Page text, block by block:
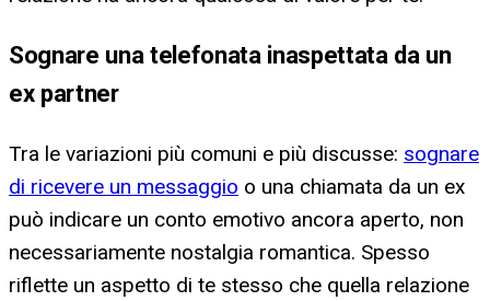
Sognare una telefonata inaspettata da un
ex partner
Tra le variazioni più comuni e più discusse: sognare
di ricevere un messaggio o una chiamata da un ex
può indicare un conto emotivo ancora aperto, non
necessariamente nostalgia romantica. Spesso
riflette un aspetto di te stesso che quella relazione